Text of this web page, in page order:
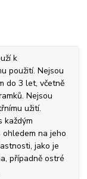
k
použití. Nejsou
do 3 let, včetně
Nejsou
užití.
každým
na jeho
jako je
případně ostré